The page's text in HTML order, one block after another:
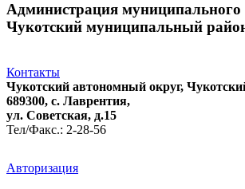
Администрация муниципального
Чукотский муниципальный
Контакты
Чукотский автономный округ,
689300, с. Лаврентия,
ул. Советская, д.15
Тел/Факс.: 2-28-56
Авторизация